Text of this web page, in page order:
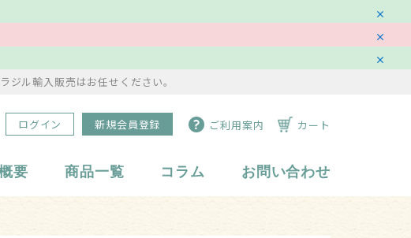
ル輸入販売はお任せください。
ログイン 新規会員登録 ご利用案内 カート
要 商品一覧 コラム お問い合わせ